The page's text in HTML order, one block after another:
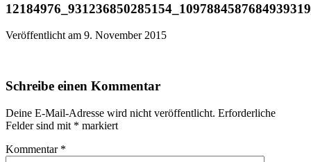
Veröffentlicht am 9. November 2015
Schreibe einen Kommentar
Deine E-Mail-Adresse wird nicht veröffentlicht. Erforderliche
Felder sind mit * markiert
Kommentar *